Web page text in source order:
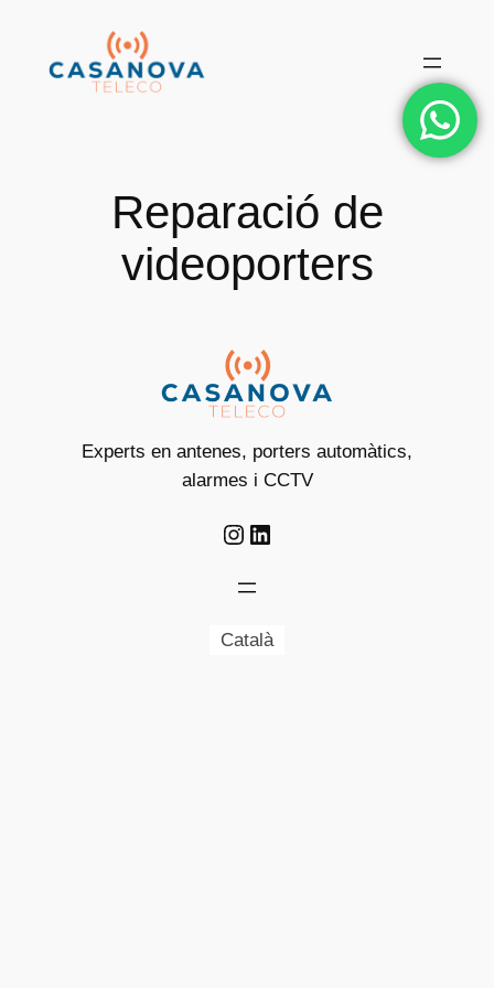
contingut
Reparació de
videoporters
Experts en antenes, porters automàtics,
alarmes i CCTV
Instagram
LinkedIn
Català